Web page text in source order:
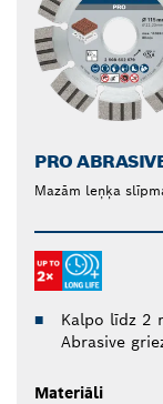
PRO
Mazām leņķa
Kalpo līdz 2
Abrasive
Materiāli